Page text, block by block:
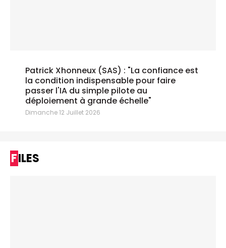
Patrick Xhonneux (SAS) : "La confiance est
la condition indispensable pour faire
passer l'IA du simple pilote au
déploiement à grande échelle"
Dimanche 12 Juillet 2026
FILES